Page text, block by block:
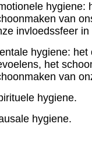
hygiene:
van
invloedssfeer
hygiene:
het
van
hygiene.
hygiene.